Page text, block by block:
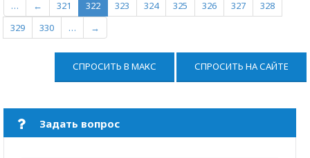
… ← 321 322 323 324 325 326 327
328
329
330 … →
СПРОСИТЬ В МАКС СПРОСИТЬ НА САЙТЕ
Задать вопрос